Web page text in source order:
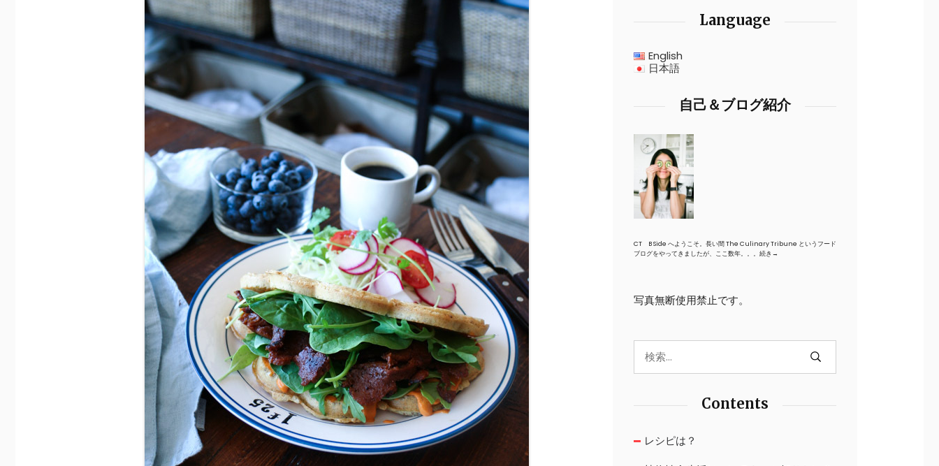
Language
English
日本語
自己＆ブログ紹介
CT B Side へようこそ。長い間 The Culinary Tribune というフード
ブログをやってきましたが、ここ数年。。。 続き→
写真無断使用禁止です。
Contents
レシピは？